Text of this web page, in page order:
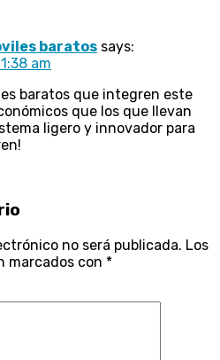
baratos says:
am
baratos que integren este
que los que llevan
ligero y innovador para
no será publicada. Los
marcados con *